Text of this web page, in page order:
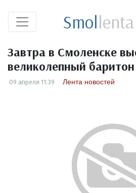
Smollenta
Завтра в Смоленске
великолепный
09 апреля 11:39 Лента новостей